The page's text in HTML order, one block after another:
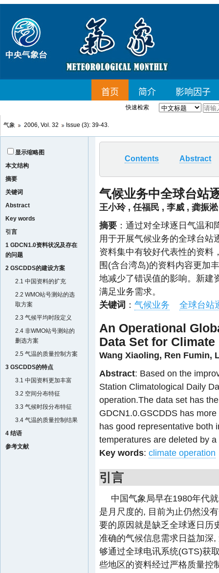
快速检索
气象 2006, Vol. 32 Issue (3): 39-43.
显示缩略图
本文结构
摘要
关键词
Abstract
Key words
引言
1 GDCN1.0资料状况及存在
的问题
2 GSCDDS的建设方案
2.1 中国资料的扩充
2.2 WMO站号测站的选
取方案
2.3 气候平均时段定义
2.4 非WMO站号测站的
删选方案
2.5 气温的质量控制方案
3 GSCDDS的特点
3.1 中国资料更加丰富
3.2 空间分布特征
3.3 气候时段分布特征
3.4 气温的质量控制结果
4 结语
参考文献
Contents Abstract
气候业务中全球台站
王小玲 ,任福民 , 李威 ,龚振淞
摘要 ：通过对全球逐日气温
用于开展气候业务的全球台站
资料集中有较好代表性的资料
围(含台湾岛)的资料内容更加
地减少了错误值的影响。新建
满足业务需求。
关键词 ： 气候业务 全球台站
An Operational
Data Set for Climate
Wang Xiaoling, Ren Fumin,
Abstract: Based on the
Station Climatological Daily
operation.The data set has
GDCN1.0.GSCDDS has
has good representative both
temperatures are deleted by
Key words: climate operation
引言
中国气象局早在1980年代
是月尺度的, 目前为止仍然没
要的原因就是缺乏全球逐日历
准确的气候信息需求日益加深
够通过全球电讯系统(GTS)获
些地区的资料经过严格质量控